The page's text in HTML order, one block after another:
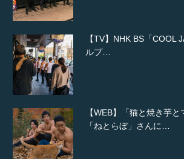
【TV】NHK BS「COOL
ルプ…
【WEB】「猫と焼き芋
「ねとらぼ」さんに…